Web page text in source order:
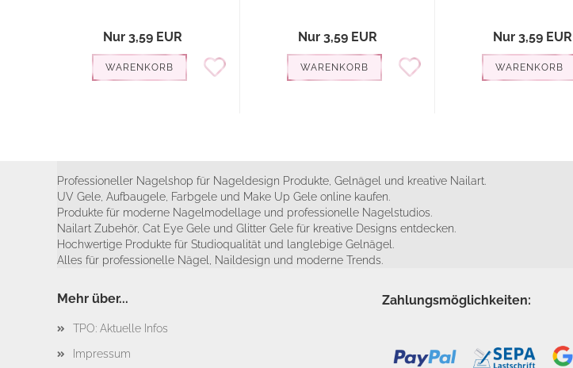
Nur 3,59 EUR
WARENKORB
Nur 3,59 EUR
WARENKORB
Nur 3,59 EUR
WARENKORB
Professioneller Nagelshop für Nageldesign Produkte, Gelnägel und kreative Nailart.
UV Gele, Aufbaugele, Farbgele und Make Up Gele online kaufen.
Produkte für moderne Nagelmodellage und professionelle Nagelstudios.
Nailart Zubehör, Cat Eye Gele und Glitter Gele für kreative Designs entdecken.
Hochwertige Produkte für Studioqualität und langlebige Gelnägel.
Alles für professionelle Nägel, Naildesign und moderne Trends.
Mehr über...
TPO: Aktuelle Infos
Impressum
Zahlungsmöglichkeiten: